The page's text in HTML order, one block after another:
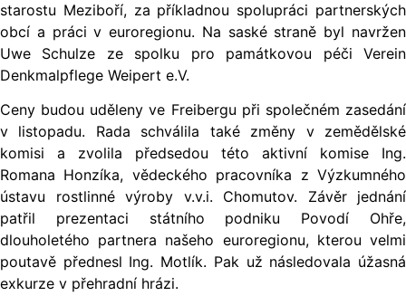
starostu Meziboří, za příkladnou spolupráci partnerských
obcí a práci v euroregionu. Na saské straně byl navržen
Uwe Schulze ze spolku pro památkovou péči Verein
Denkmalpflege Weipert e.V.
Ceny budou uděleny ve Freibergu při společném zasedání
v listopadu. Rada schválila také změny v zemědělské
komisi a zvolila předsedou této aktivní komise Ing.
Romana Honzíka, vědeckého pracovníka z Výzkumného
ústavu rostlinné výroby v.v.i. Chomutov. Závěr jednání
patřil prezentaci státního podniku Povodí Ohře,
dlouholetého partnera našeho euroregionu, kterou velmi
poutavě přednesl Ing. Motlík. Pak už následovala úžasná
exkurze v přehradní hrázi.